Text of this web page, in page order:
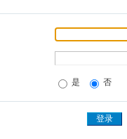
是 否